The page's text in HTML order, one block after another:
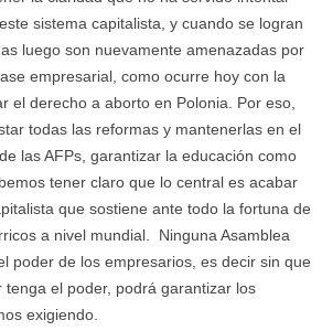
sistema capitalista, y cuando se logran
luego son nuevamente amenazadas por
empresarial, como ocurre hoy con la
el derecho a aborto en Polonia. Por eso,
todas las reformas y mantenerlas en el
las AFPs, garantizar la educación como
tener claro que lo central es acabar
que sostiene ante todo la fortuna de
a nivel mundial. Ninguna Asamblea
poder de los empresarios, es decir sin que
tenga el poder, podrá garantizar los
exigiendo.